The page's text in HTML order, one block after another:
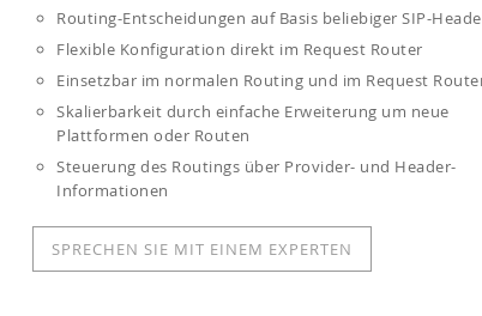
Routing-Entscheidungen auf Basis beliebiger SIP-
Flexible Konfiguration direkt im Request Router
Einsetzbar im normalen Routing und im Request
Skalierbarkeit durch einfache Erweiterung um neue
Plattformen oder Routen
Steuerung des Routings über Provider- und Header-
Informationen
SPRECHEN SIE MIT EINEM EXPERTEN